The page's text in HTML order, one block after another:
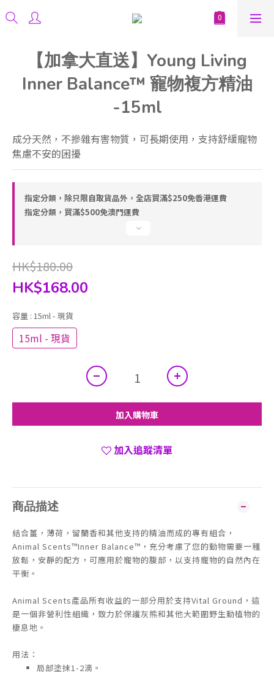
【加拿大直送】Young Living
Inner Balance™ 寵物複方精油
-15ml
成分天然，不摻雜有害物質，可長期使用，支持舒緩寵物
焦慮不安的困擾
指定分類，除只限自取貨品外，全店買滿$250免香港運費
指定分類，買滿$500免澳門運費
HK$180.00
HK$168.00
容量 : 15ml - 現貨
15ml - 現貨
加入購物車
加入追蹤清單
商品描述
結合薑，薄荷，留蘭香和其他支持的精油而成的專有組合，
Animal Scents™Inner Balance™，充分考慮了您的動物需要一種
放鬆，安靜的配方，可應用於寵物的腹部，以支持寵物的自然內在
平衡。
Animal Scents產品所有收益的一部分用於支持Vital Ground，這
是一個非營利性組織，致力於保護灰熊和其他大範圍野生動植物的
棲息地。
用法：
局部塗抹1-2滴。